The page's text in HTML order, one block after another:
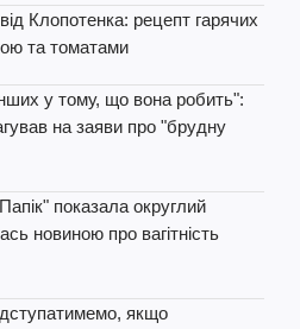
Клопотенка: рецепт гарячих
та томатами
у тому, що вона робить":
на заяви про "брудну
показала округлий
новиною про вагітність
якщо